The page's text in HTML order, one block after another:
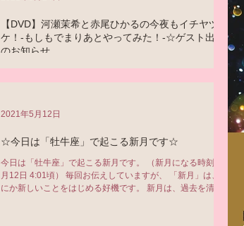
【DVD】河瀬茉希と赤尾ひかるの今夜もイチヤヅ
ケ！-もしもでまりあとやってみた！-☆ゲスト出演
のお知らせ
りあさんもゲストで出演されており、3人を西洋占星術（星
☆今日は「牡牛座」で起こる新月です☆
今日は「牡牛座」で起こる新月です。 （新月になる時刻 5
月12日 4:01頃） 毎回お伝えしていますが、 「新月」は、な
にか新しいことをはじめる好機です。 新月は、過去を清算
2021年5月12日